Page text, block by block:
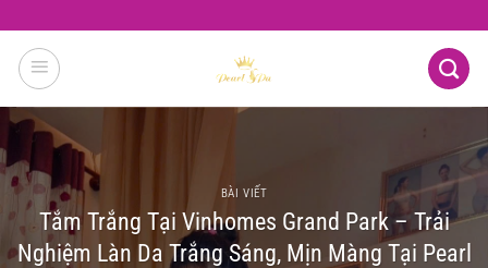
content
BÀI VIẾT
Tắm Trắng Tại Vinhomes Grand Park – Trải
Nghiệm Làn Da Trắng Sáng, Mịn Màng Tại Pearl